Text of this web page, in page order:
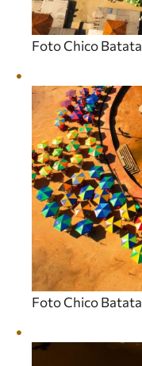
Foto Chico Batata
Foto Chico Batata